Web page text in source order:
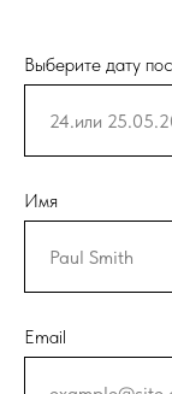
Выберите дату
Имя
Email